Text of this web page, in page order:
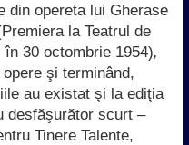
din opereta lui Gherase
la Teatrul de
30 octombrie 1954),
şi terminând,
au existat şi la ediţia
desfăşurător scurt –
Tinere Talente,